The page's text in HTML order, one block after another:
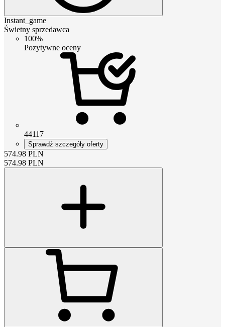
Instant_game
Świetny sprzedawca
100%
Pozytywne oceny
44117
Sprawdź szczegóły oferty
574.98 PLN
574.98 PLN